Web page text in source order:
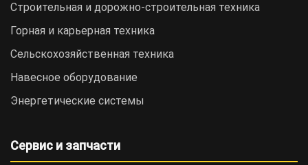
Строительная и дорожно-cтроительная техника
Горная и карьерная техника
Сельскохозяйственная техника
Навесное оборудование
Энергетические системы
Сервис и запчасти